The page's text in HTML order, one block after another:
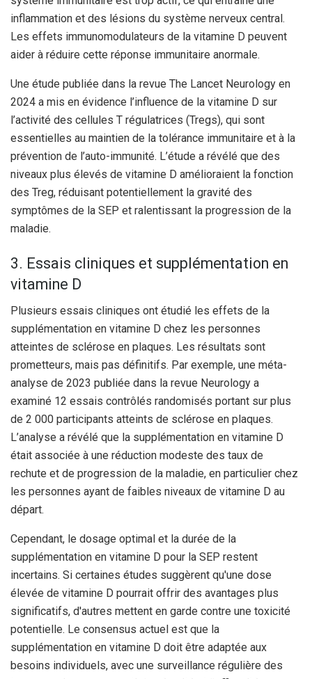
inflammation et des lésions du système nerveux central.
Les effets immunomodulateurs de la vitamine D peuvent
aider à réduire cette réponse immunitaire anormale.
Une étude publiée dans la revue The Lancet Neurology en
2024 a mis en évidence l’influence de la vitamine D sur
l’activité des cellules T régulatrices (Tregs), qui sont
essentielles au maintien de la tolérance immunitaire et à la
prévention de l’auto-immunité. L’étude a révélé que des
niveaux plus élevés de vitamine D amélioraient la fonction
des Treg, réduisant potentiellement la gravité des
symptômes de la SEP et ralentissant la progression de la
maladie.
3. Essais cliniques et supplémentation en
vitamine D
Plusieurs essais cliniques ont étudié les effets de la
supplémentation en vitamine D chez les personnes
atteintes de sclérose en plaques. Les résultats sont
prometteurs, mais pas définitifs. Par exemple, une méta-
analyse de 2023 publiée dans la revue Neurology a
examiné 12 essais contrôlés randomisés portant sur plus
de 2 000 participants atteints de sclérose en plaques.
L’analyse a révélé que la supplémentation en vitamine D
était associée à une réduction modeste des taux de
rechute et de progression de la maladie, en particulier chez
les personnes ayant de faibles niveaux de vitamine D au
départ.
Cependant, le dosage optimal et la durée de la
supplémentation en vitamine D pour la SEP restent
incertains. Si certaines études suggèrent qu'une dose
élevée de vitamine D pourrait offrir des avantages plus
significatifs, d'autres mettent en garde contre une toxicité
potentielle. Le consensus actuel est que la
supplémentation en vitamine D doit être adaptée aux
besoins individuels, avec une surveillance régulière des